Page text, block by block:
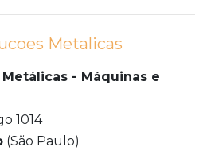
Metalicas
Metálicas - Máquinas e
1014
(São Paulo)